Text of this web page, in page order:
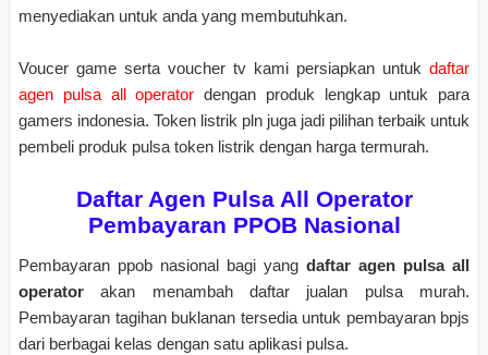
menyediakan untuk anda yang membutuhkan.
Voucer game serta voucher tv kami persiapkan untuk daftar
agen pulsa all operator dengan produk lengkap untuk para
gamers indonesia. Token listrik pln juga jadi pilihan terbaik untuk
pembeli produk pulsa token listrik dengan harga termurah.
Daftar Agen Pulsa All Operator
Pembayaran PPOB Nasional
Pembayaran ppob nasional bagi yang daftar agen pulsa all
operator akan menambah daftar jualan pulsa murah.
Pembayaran tagihan buklanan tersedia untuk pembayaran bpjs
dari berbagai kelas dengan satu aplikasi pulsa.